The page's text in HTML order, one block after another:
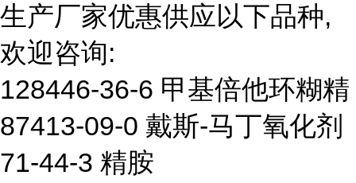
生产厂家优惠供应以下品种,
欢迎咨询:
128446-36-6 甲基倍他环糊精
87413-09-0 戴斯-马丁氧化剂
71-44-3 精胺